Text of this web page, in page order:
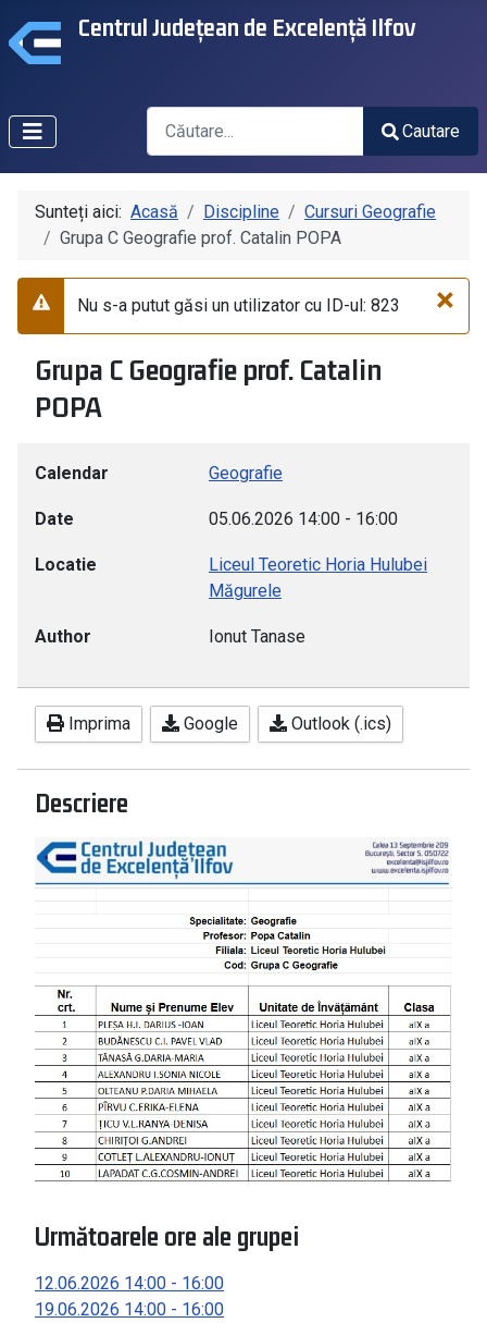
Centrul Județean de Excelență Ilfov
Căutare
Cautare
Sunteți aici: Acasă Discipline
Cursuri Geografie
Grupa C Geografie prof. Catalin POPA
×
Avertizare
Nu s-a putut găsi un utilizator cu ID-ul: 823
Grupa C Geografie prof. Catalin
POPA
Calendar Geografie
Date 05.06.2026 14:00 - 16:00
Locatie
Liceul Teoretic Horia Hulubei
Măgurele
Author Ionut Tanase
Imprima Google Outlook (.ics)
Descriere
Următoarele ore ale grupei
12.06.2026 14:00 - 16:00
19.06.2026 14:00 - 16:00